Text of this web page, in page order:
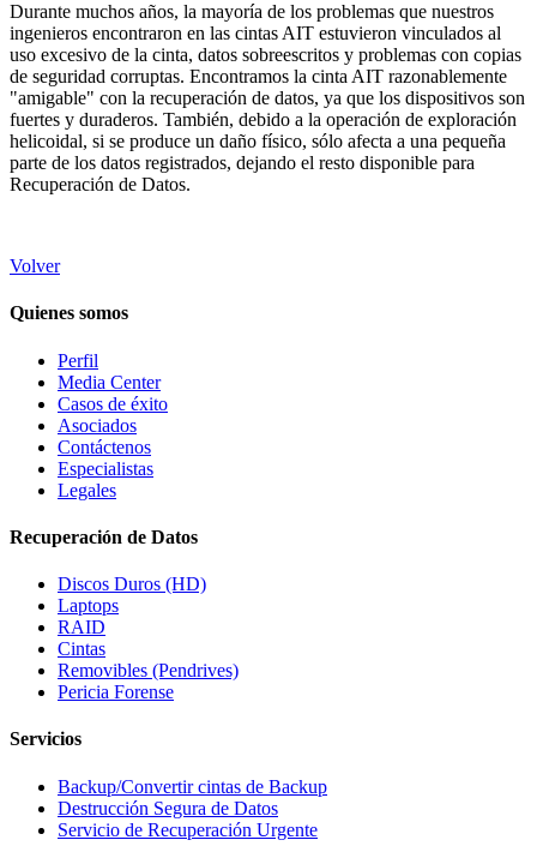
Durante muchos años, la mayoría de los problemas que nuestros
ingenieros encontraron en las cintas AIT estuvieron vinculados al
uso excesivo de la cinta, datos sobreescritos y problemas con copias
de seguridad corruptas. Encontramos la cinta AIT razonablemente
"amigable" con la recuperación de datos, ya que los dispositivos son
fuertes y duraderos. También, debido a la operación de exploración
helicoidal, si se produce un daño físico, sólo afecta a una pequeña
parte de los datos registrados, dejando el resto disponible para
Recuperación de Datos.
Volver
Quienes somos
Perfil
Media Center
Casos de éxito
Asociados
Contáctenos
Especialistas
Legales
Recuperación de Datos
Discos Duros (HD)
Laptops
RAID
Cintas
Removibles (Pendrives)
Pericia Forense
Servicios
Backup/Convertir cintas de Backup
Destrucción Segura de Datos
Servicio de Recuperación Urgente